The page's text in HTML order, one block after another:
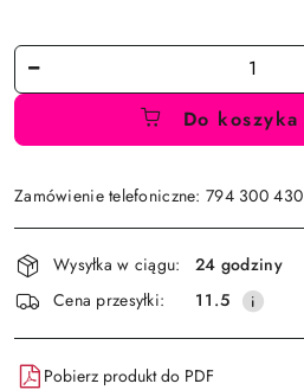
Ilość
Do koszyka
Zamówienie telefoniczne: 794 300 430
Wyślij
Dostępność
i
dostawa
Wysyłka w ciągu:
24 godziny
Cena przesyłki:
11.5
Pobierz produkt do PDF